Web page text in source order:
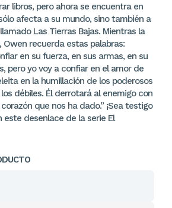
libros, pero ahora se encuentra en
afecta a su mundo, sino también a
Las Tierras Bajas. Mientras la
Owen recuerda estas palabras:
en su fuerza, en sus armas, en su
pero yo voy a confiar en el amor de
en la humillación de los poderosos
débiles. Él derrotará al enemigo con
que nos ha dado.” ¡Sea testigo
este desenlace de la serie El